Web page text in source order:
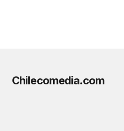
Chilecomedia.com